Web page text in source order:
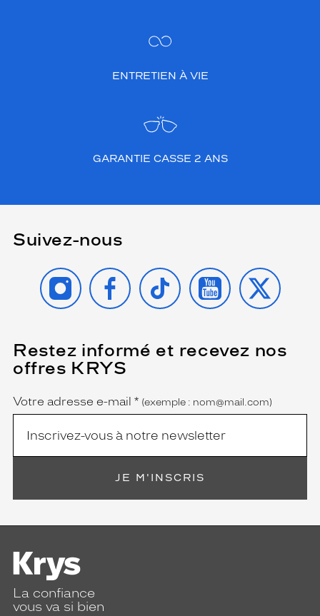
ENTRETIEN À VIE
GARANTIE CASSE 2 ANS
Suivez-nous
INSTAGRAMFACEBOOK
TIKTOK YOUTUBE
X
Restez informé et recevez nos
offres KRYS
Name
Votre adresse e-mail *
(Ce
champ
est
(exemple : nom@mail.com)
JE M'INSCRIS
La confiance
vous va si bien